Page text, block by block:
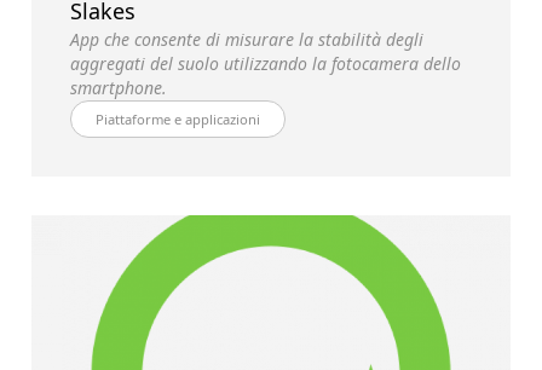
Slakes
App che consente di misurare la stabilità degli
aggregati del suolo utilizzando la fotocamera dello
smartphone.
Piattaforme e applicazioni